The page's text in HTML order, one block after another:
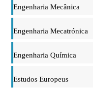
Engenharia Mecânica
Engenharia Mecatrónica
Engenharia Química
Estudos Europeus